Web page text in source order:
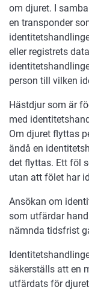
om djuret. I
en transponder
eller registrets
person till vilken
Hästdjur som är
med
Om djuret flyttas
ändå en
det flyttas. Ett föl
utan att fölet har
Ansökan om
som utfärdar
nämnda tidsfrist
säkerställs att en
utfärdats för